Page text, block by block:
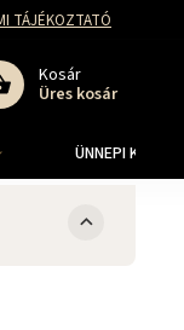
TÁJÉKOZTATÓ
Kosár
Üres kosár
ÜNNEPI